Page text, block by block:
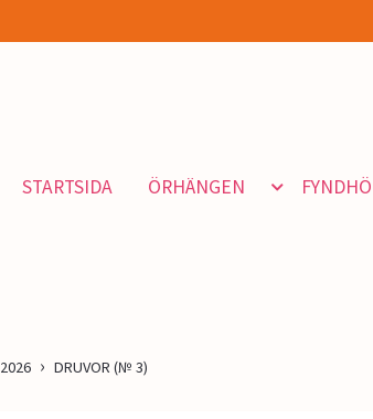
STARTSIDA ÖRHÄNGEN
2026 DRUVOR (№ 3)